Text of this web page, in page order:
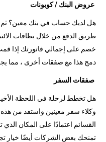
عروض البنك / كوبونات
هل لديك حساب في بنك معين؟ ثم
طريق الدفع من خلال بطاقات
خصم على إجمالي فاتورتك إذا قمت
دمج هذا مع صفقات أخرى ، مما
صفقات السفر
هل تخطط لرحلة في اللحظة
وكلاء سفر معينين واستفد من
القسائم اعتمادًا على المكان الذي
تمنحك بعض الشركات أيضًا خيار